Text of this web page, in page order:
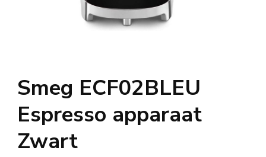
Smeg ECF02BLEU
Espresso apparaat
Zwart